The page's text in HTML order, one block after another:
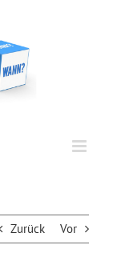
Zurück Vor